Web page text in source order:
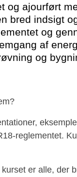
og ajourført
bred indsigt
og
af
og
reglementet.
er alle, der